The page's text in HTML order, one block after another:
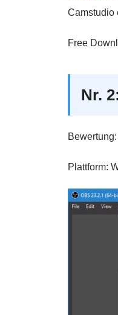
Camstudio
Free
Nr.
Plattform: